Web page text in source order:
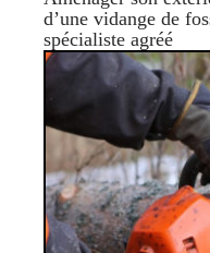
d’une vidange de
spécialiste agréé